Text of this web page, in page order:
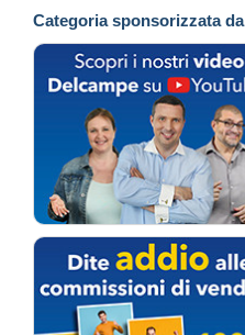
Categoria sponsorizzata da